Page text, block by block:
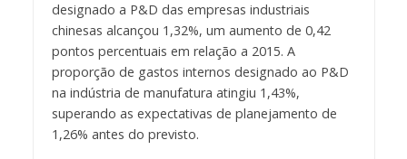
designado a P&D das empresas industriais
chinesas alcançou 1,32%, um aumento de 0,42
pontos percentuais em relação a 2015. A
proporção de gastos internos designado ao P&D
na indústria de manufatura atingiu 1,43%,
superando as expectativas de planejamento de
1,26% antes do previsto.